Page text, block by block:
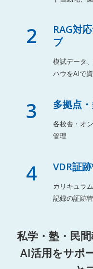
2
RAG対
ブ
模試データ
ハウをAIで
3 多拠点
各校舎・オ
管理
4 VDR証
カリキュラ
記録の証跡
私学・塾・民
AI活用をサポ